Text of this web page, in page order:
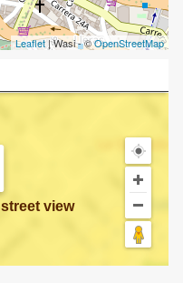
Leaflet| Wasi - ©OpenStreetMap
street view